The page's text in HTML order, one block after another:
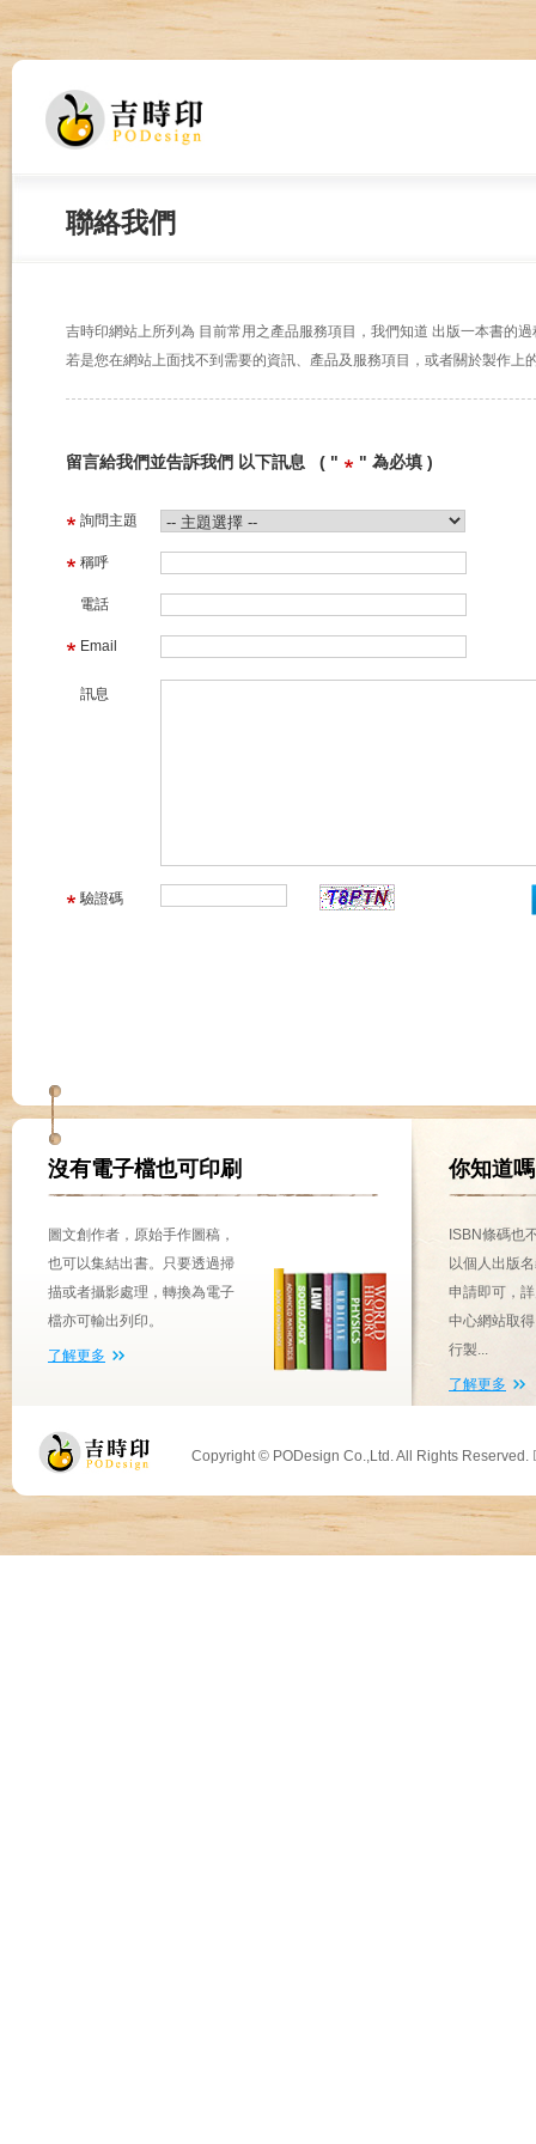
聯絡我們
吉時印網站上所列為 目前常用之產品服務項目，我們知道 出版一本書的
若是您在網站上面找不到需要的資訊、產品及服務項目，或者關於製作上
留言給我們並告訴我們 以下訊息 ( " " 為必填 )
詢問主題
稱呼
電話
Email
訊息
驗證碼
沒有電子檔也可印刷
圖文創作者，原始手作圖稿，
也可以集結出書。只要透過掃
描或者攝影處理，轉換為電子
檔亦可輸出列印。
了解更多
你知道
ISBN條碼也
以個人出版
申請即可，
中心網站取
行製...
了解更多
Copyright © PODesign Co.,Ltd. All Rights Reserved.